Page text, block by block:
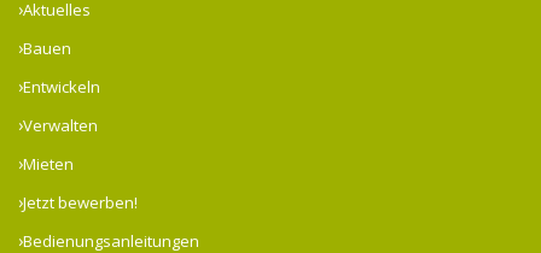
Aktuelles
Bauen
Entwickeln
Verwalten
Mieten
Jetzt bewerben!
Bedienungsanleitungen